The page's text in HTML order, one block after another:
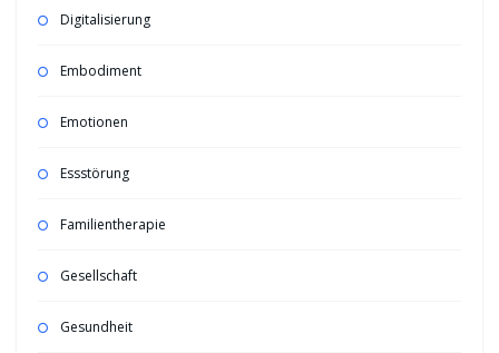
Digitalisierung
Embodiment
Emotionen
Essstörung
Familientherapie
Gesellschaft
Gesundheit